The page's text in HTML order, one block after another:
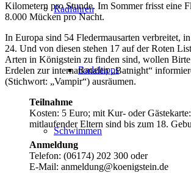
Radfahren
Radeltipps
Schwimmen
Kilometern pro Stunde. Im Sommer frisst eine
8.000 Mücken pro Nacht.
In Europa sind 54 Fledermausarten verbreitet,
24. Und von diesen stehen 17 auf der Roten
Arten in Königstein zu finden sind, wollen
Erdelen zur internationalen „Batnight“
(Stichwort: „Vampir“) ausräumen.
Teilnahme
Kosten: 5 Euro; mit Kur- oder
mitlaufender Eltern sind bis zum 18.
Anmeldung
Telefon: (06174) 202 300 oder
E-Mail: anmeldung@koenigstein.de